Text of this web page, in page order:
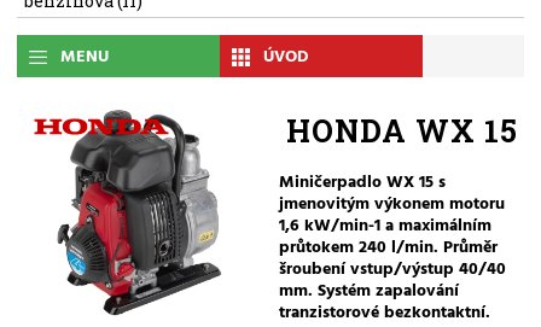
MENU ÚVOD
HONDA WX 15
Miničerpadlo WX 15 s
jmenovitým výkonem motoru
1,6 kW/min-1 a maximálním
průtokem 240 l/min. Průměr
šroubení vstup/výstup 40/40
mm. Systém zapalování
tranzistorové bezkontaktní.